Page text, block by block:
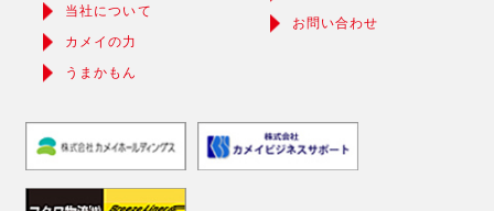
当社について
カメイの力
うまかもん
お問い合わせ